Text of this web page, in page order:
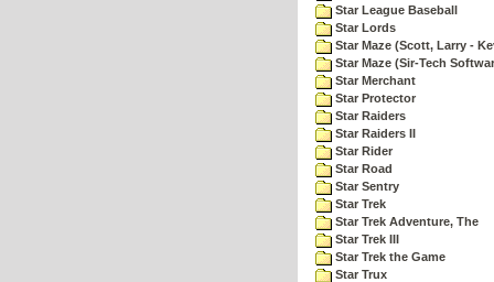
Star League Baseball
Star Lords
Star Maze (Scott, Larry -
Star Maze (Sir-Tech
Star Merchant
Star Protector
Star Raiders
Star Raiders II
Star Rider
Star Road
Star Sentry
Star Trek
Star Trek Adventure, The
Star Trek III
Star Trek the Game
Star Trux